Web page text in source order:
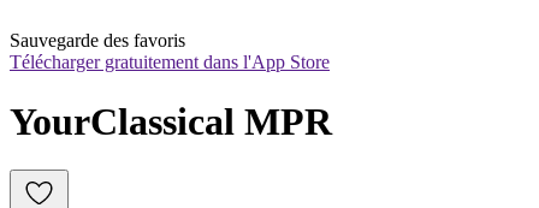
Sauvegarde des favoris
Télécharger gratuitement dans l'App Store
YourClassical MPR